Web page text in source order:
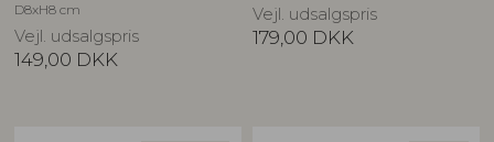
D8xH8 cm
Vejl. udsalgspris
149,00 DKK
Vejl. udsalgspris
179,00 DKK